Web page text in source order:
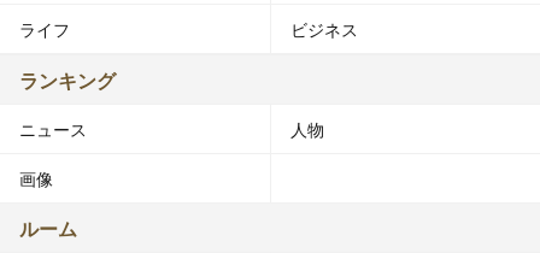
ライフ ビジネス
ランキング
ニュース 人物
画像
ルーム